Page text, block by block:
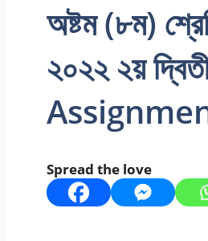
অষ্টম (৮ম)
২০২২ ২য়
Spread the love